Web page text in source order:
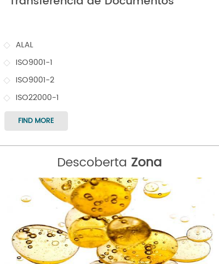
ALAL
ISO9001-1
ISO9001-2
ISO22000-1
FIND MORE
Descoberta Zona